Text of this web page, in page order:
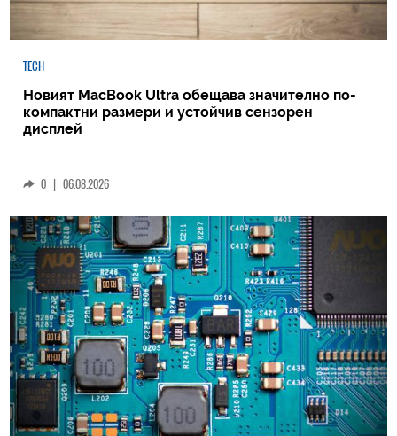
TECH
Новият MacBook Ultra обещава значително по-
компактни размери и устойчив сензорен
дисплей
0 | 06.08.2026